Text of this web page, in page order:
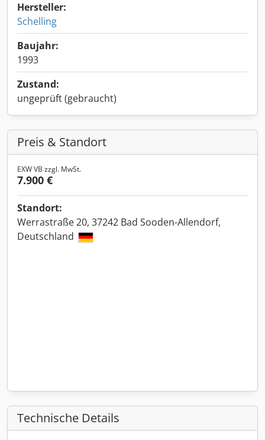
Hersteller:
Schelling
Baujahr:
1993
Zustand:
ungeprüft (gebraucht)
Preis & Standort
EXW VB zzgl. MwSt.
7.900 €
Standort:
Werrastraße 20, 37242 Bad Sooden-Allendorf,
Deutschland
Technische Details